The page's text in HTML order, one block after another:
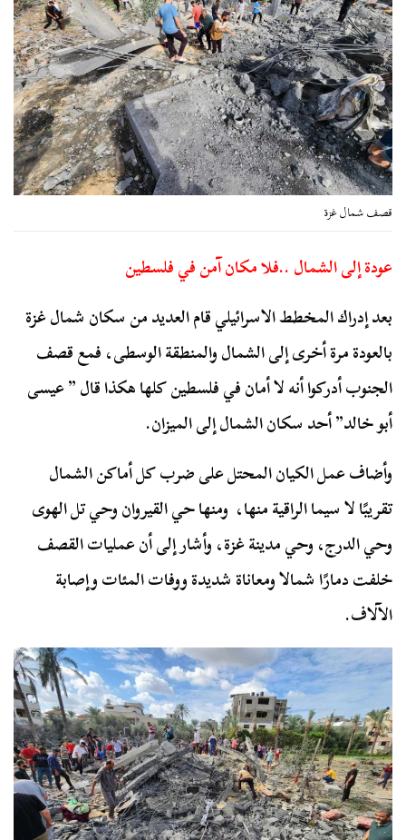
قصف شمال غزة
عودة إلى الشمال ..فلا مكان آمن في فلسطين
بعد إدراك المخطط الاسرائيلي قام العديد من سكان شمال غزة
بالعودة مرة أخرى إلى الشمال والمنطقة الوسطى، فمع قصف
الجنوب أدركوا أنه لا أمان في فلسطين كلها هكذا قال ” عيسى
أبو خالد” أحد سكان الشمال إلى الميزان.
وأضاف عمل الكيان المحتل على ضرب كل أماكن الشمال
تقريبًا لا سيما الراقية منها، ومنها حي القيروان وحي تل الهوى
وحي الدرج، وحي مدينة غزة، وأشار إلى أن عمليات القصف
خلفت دمارًا شمالا ومعاناة شديدة ووفات المئات وإصابة
الآلاف.